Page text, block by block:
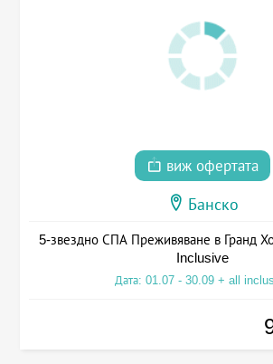
виж офертата
Банско
5-звездно СПА Преживяване в Гранд
Inclusive
Дата: 01.07 - 30.09 + all